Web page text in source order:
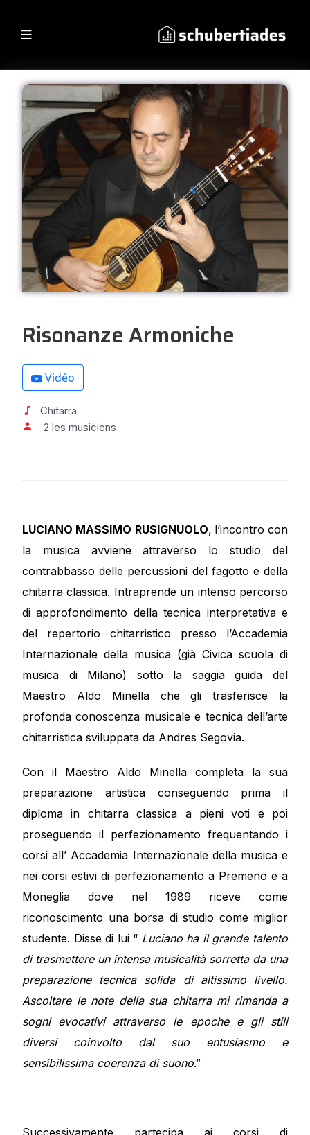
Risonanze Armoniche
Vidéo
Chitarra
2 les musiciens
LUCIANO MASSIMO RUSIGNUOLO, l’incontro con
la musica avviene attraverso lo studio del
contrabbasso delle percussioni del fagotto e della
chitarra classica. Intraprende un intenso percorso
di approfondimento della tecnica interpretativa e
del repertorio chitarristico presso l’Accademia
Internazionale della musica (già Civica scuola di
musica di Milano) sotto la saggia guida del
Maestro Aldo Minella che gli trasferisce la
profonda conoscenza musicale e tecnica dell’arte
chitarristica sviluppata da Andres Segovia.
Con il Maestro Aldo Minella completa la sua
preparazione artistica conseguendo prima il
diploma in chitarra classica a pieni voti e poi
proseguendo il perfezionamento frequentando i
corsi all’ Accademia Internazionale della musica e
nei corsi estivi di perfezionamento a Premeno e a
Moneglia dove nel 1989 riceve come
riconoscimento una borsa di studio come miglior
studente. Disse di lui “ Luciano ha il grande talento
di trasmettere un intensa musicalità sorretta da una
preparazione tecnica solida di altissimo livello.
Ascoltare le note della sua chitarra mi rimanda a
sogni evocativi attraverso le epoche e gli stili
diversi coinvolto dal suo entusiasmo e
sensibilissima coerenza di suono.”
Successivamente partecipa ai corsi di